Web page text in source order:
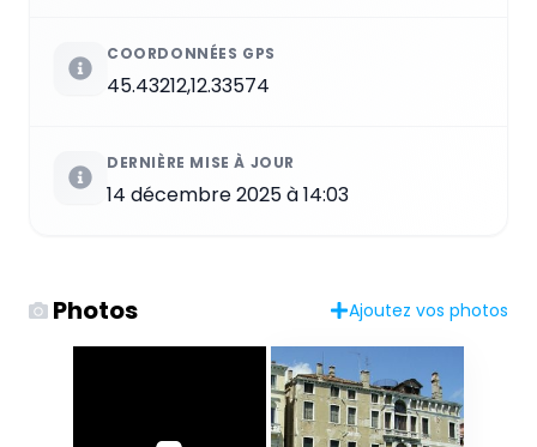
COORDONNÉES GPS
45.43212,12.33574
DERNIÈRE MISE À JOUR
14 décembre 2025 à 14:03
Photos Ajoutez vos photos